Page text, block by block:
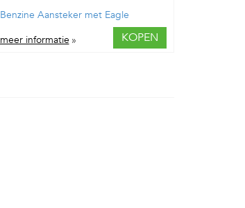
Benzine Aansteker met Eagle
meer informatie » KOPEN